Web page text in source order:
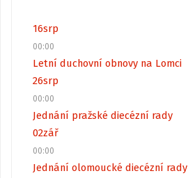
16srp
00:00
Letní duchovní obnovy na Lomci
26srp
00:00
Jednání pražské diecézní rady
02zář
00:00
Jednání olomoucké diecézní rady